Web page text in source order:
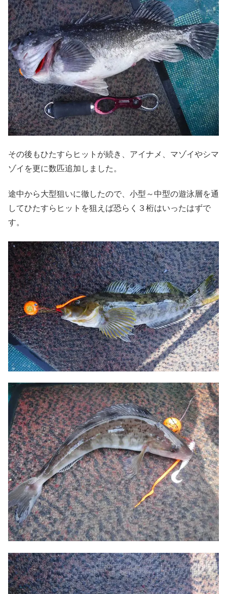
その後もひたすらヒットが続き、アイナメ、マゾイやシマ
ゾイを更に数匹追加しました。
途中から大型狙いに徹したので、小型～中型の遊泳層を通
してひたすらヒットを狙えば恐らく３桁はいったはずで
す。